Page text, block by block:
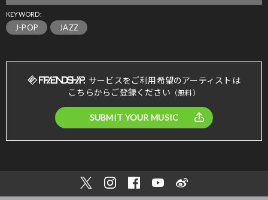
KEYWORD:
J-POP JAZZ
サービスをご利用希望のアーティストは
こちらからご登録ください （無料）
SUBMIT YOUR MUSIC